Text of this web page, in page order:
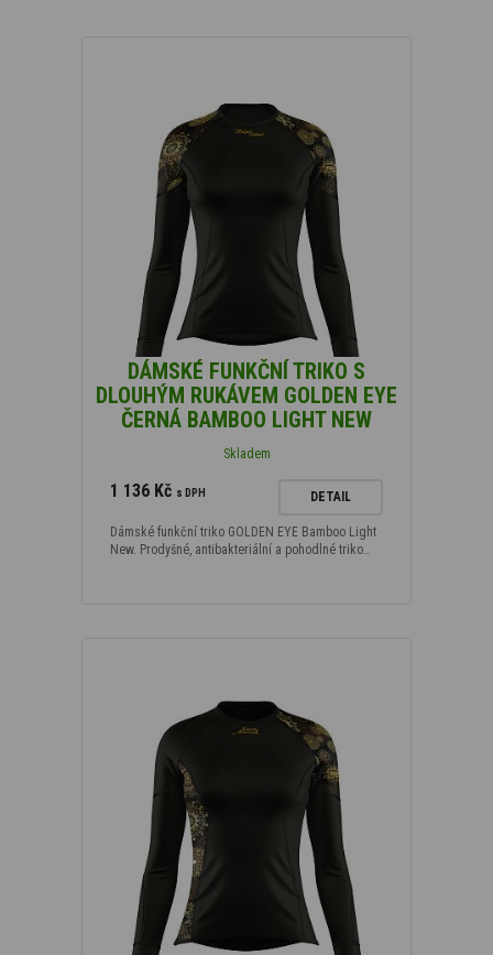
DÁMSKÉ FUNKČNÍ TRIKO S
DLOUHÝM RUKÁVEM GOLDEN EYE
ČERNÁ BAMBOO LIGHT NEW
Skladem
1 136 Kč s DPH DETAIL
Dámské funkční triko GOLDEN EYE Bamboo Light
New. Prodyšné, antibakteriální a pohodlné triko…